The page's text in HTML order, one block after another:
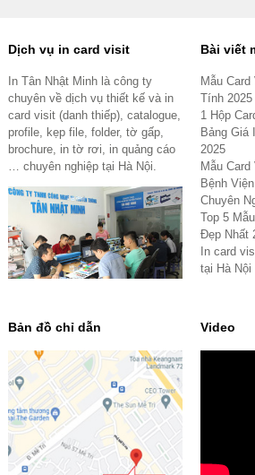
Dịch vụ in card visit
In Tân Nhật Minh là công ty
chuyên về dịch vụ thiết kế và in
card visit (danh thiếp), catalogue,
profile, kẹp file, folder, tờ gấp,
brochure, in tờ rơi, in quảng cáo
… chuyên nghiệp tại Hà Nội.
Bài viết
Mẫu
Tính 2025
1 Hộp
Bảng Giá
2025
Mẫu
Bệnh
Chuyên
Top 5
Đẹp Nhất
In card
tại Hà Nội
Bản đồ chỉ dẫn Video